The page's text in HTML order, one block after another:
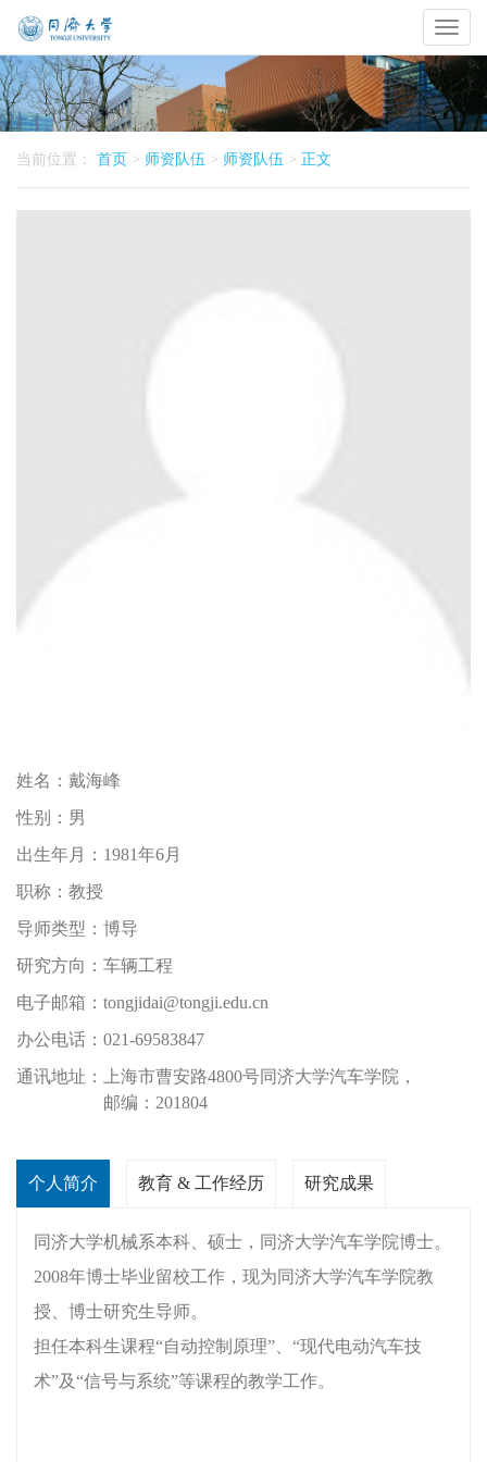
Toggle
当前位置： 首页 > 师资队伍 > 师资队伍 > 正文
姓名： 戴海峰
性别： 男
出生年月： 1981年6月
职称： 教授
导师类型： 博导
研究方向： 车辆工程
电子邮箱： tongjidai@tongji.edu.cn
办公电话： 021-69583847
通讯地址：
上海市曹安路4800号同济大学汽车学院，
邮编：201804
个人简介 教育 & 工作经历 研究成果
同济大学机械系本科、硕士，同济大学汽车学院博士。
2008年博士毕业留校工作，现为同济大学汽车学院教
授、博士研究生导师。
担任本科生课程“自动控制原理”、“现代电动汽车技
术”及“信号与系统”等课程的教学工作。